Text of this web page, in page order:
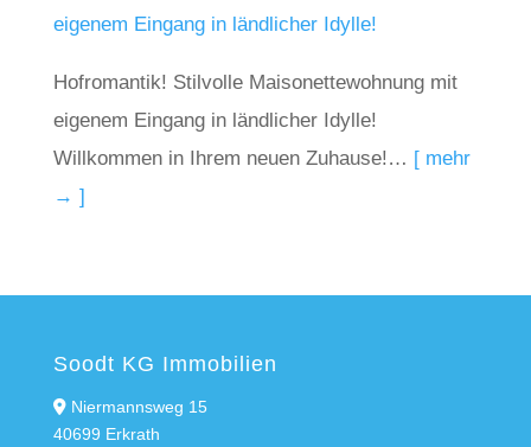
eigenem Eingang in ländlicher Idylle!
Hofromantik! Stilvolle Maisonettewohnung mit
eigenem Eingang in ländlicher Idylle!
Willkommen in Ihrem neuen Zuhause!… [ mehr
→ ]
Soodt KG Immobilien
Niermannsweg 15
40699 Erkrath